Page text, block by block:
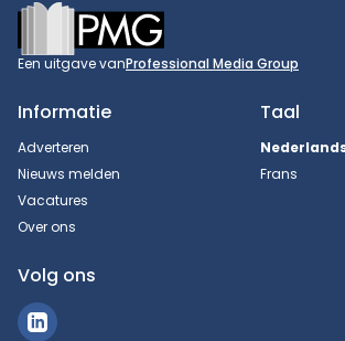
Footer
Een uitgave vanProfessional Media Group
Informatie
Adverteren
Nieuws melden
Vacatures
Over ons
Taal
Frans
Volg ons